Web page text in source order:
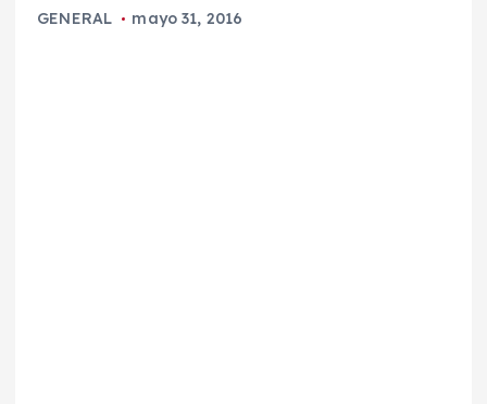
GENERAL mayo 31, 2016